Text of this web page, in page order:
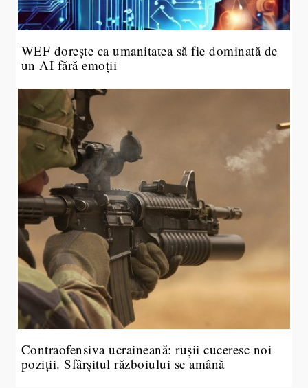
WEF dorește ca umanitatea să fie dominată de
un AI fără emoții
Contraofensiva ucraineană: rușii cuceresc noi
poziții. Sfârșitul războiului se amână